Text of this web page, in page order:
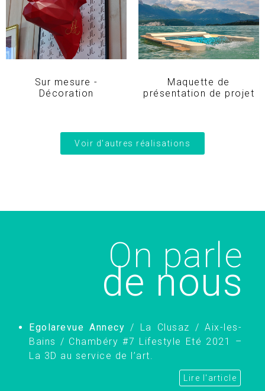
Sur mesure -
Décoration
Maquette de
présentation de projet
Voir d'autres réalisations
On parle
de nous
Egolarevue Annecy / La Clusaz / Aix-les-
Bains / Chambéry #7 Lifestyle Eté 2021 –
La 3D au service de l’art.
Lire l'article